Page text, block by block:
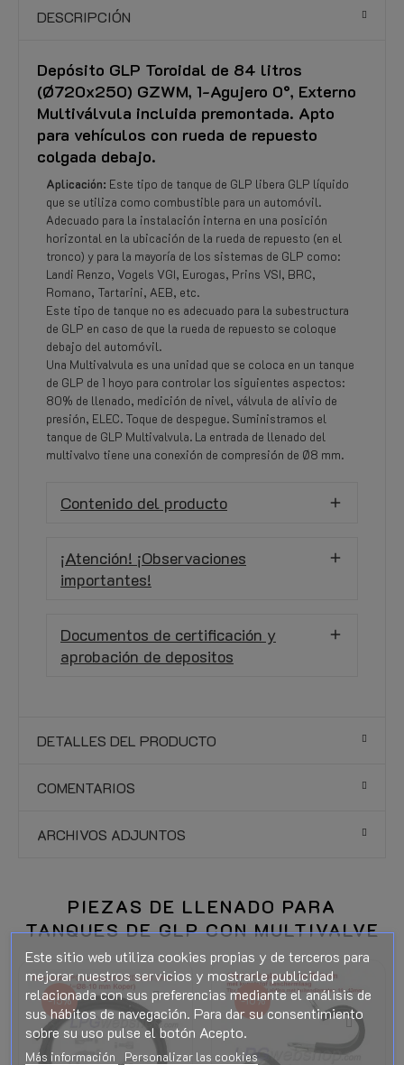
DESCRIPCIÓN
Depósito GLP Toroidal de 84 litros
(Ø720x250) GZWM, 1-Agujero 0°, Externo
Multiválvula incluida premontada. Apto
para vehículos con rueda de repuesto
colgada debajo.
Aplicación: Este tipo de tanque de GLP libera GLP líquido
que se utiliza como combustible para un automóvil.
Adecuado para la instalación interna en una posición
horizontal en la ubicación de la rueda de repuesto (en el
tronco) y para la mayoría de los sistemas de GLP como:
Landi Renzo, Vogels VGI, Eurogas, Prins VSI, BRC,
Romano, Tartarini, AEB, etc.
Este tipo de tanque no es adecuado para la subestructura
de GLP en caso de que la rueda de repuesto se coloque
debajo del automóvil.
Una Multivalvula es una unidad que se coloca en un tanque
de GLP de 1 hoyo para controlar los siguientes aspectos:
80% de llenado, medición de nivel, válvula de alivio de
presión, ELEC. Toque de despegue. Suministramos el
tanque de GLP Multivalvula. La entrada de llenado del
multivalvo tiene una conexión de compresión de Ø8 mm.
Contenido del producto
¡Atención! ¡Observaciones
importantes!
Documentos de certificación y
aprobación de depositos
DETALLES DEL PRODUCTO
COMENTARIOS
ARCHIVOS ADJUNTOS
PIEZAS DE LLENADO PARA
TANQUES DE GLP CON MULTIVALVE
-15% -10%
Este sitio web utiliza cookies propias y de terceros para
mejorar nuestros servicios y mostrarle publicidad
relacionada con sus preferencias mediante el análisis de
sus hábitos de navegación. Para dar su consentimiento
sobre su uso pulse el botón Acepto.
Más información Personalizar las cookies